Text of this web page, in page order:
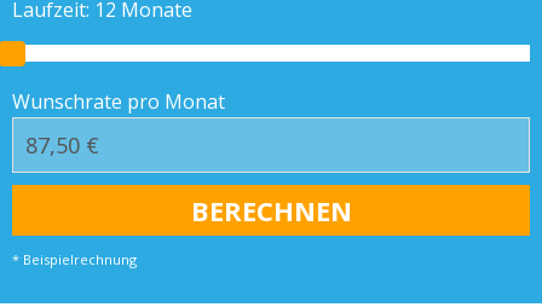
Laufzeit: 12 Monate
Wunschrate pro Monat
* Beispielrechnung